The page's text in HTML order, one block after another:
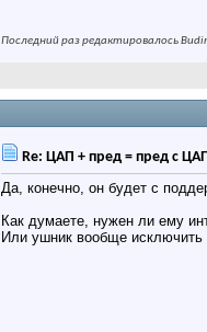
Последний раз редактировалось
Re: ЦАП + пред = пред с
Да, конечно, он будет с
Как думаете, нужен ли ему
Или ушник вообще исключить